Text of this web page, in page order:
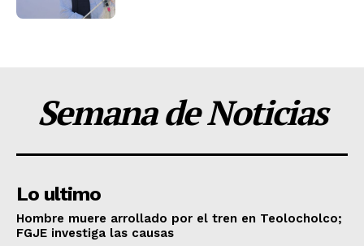
Semana de Noticias
Lo ultimo
Hombre muere arrollado por el tren en Teolocholco;
FGJE investiga las causas